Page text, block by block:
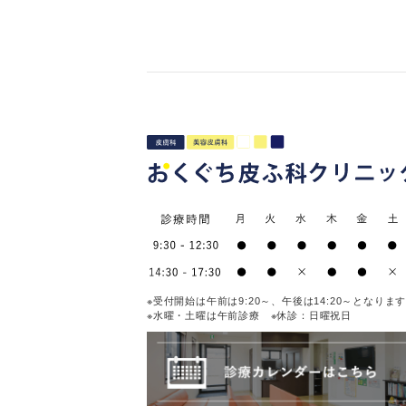
※受付開始は午前は9:20～、午後は14:20～となります
※水曜・土曜は午前診療 ※休診：日曜祝日